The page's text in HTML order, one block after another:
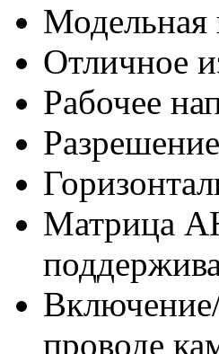
Модельная
Отличное
Рабочее
Матрица
проводе